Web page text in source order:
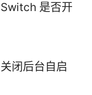
是否开
闭后台自启